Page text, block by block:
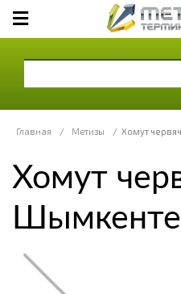
Главная / Метизы / Хомут
Хомут
Шымкенте